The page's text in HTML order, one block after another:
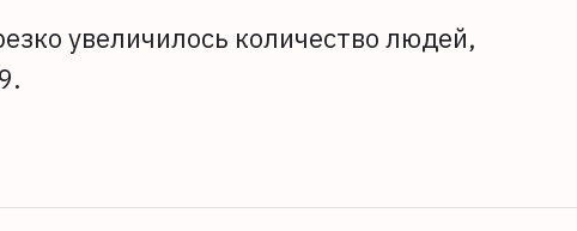
увеличилось количество людей,